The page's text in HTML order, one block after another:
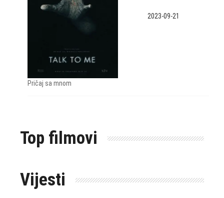
Pričaj sa mnom
2023-09-21
Top filmovi
Vijesti